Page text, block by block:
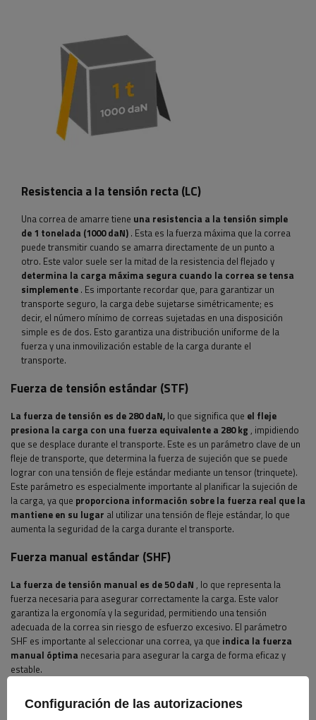
Resistencia a la tensión recta (LC)
Una correa de amarre tiene una resistencia a la tensión simple
de 1 tonelada (1000 daN) . Esta es la fuerza máxima que la correa
puede transmitir cuando se amarra directamente de un punto a
otro. Este valor suele ser la mitad de la resistencia del flejado y
determina la carga máxima segura cuando la correa se tensa
simplemente . Es importante recordar que, para garantizar un
transporte seguro, la carga debe sujetarse simétricamente; es
decir, el número mínimo de correas sujetadas en una disposición
simple es de dos. Esto garantiza una distribución uniforme de la
fuerza y ​​una inmovilización estable de la carga durante el
transporte.
Fuerza de tensión estándar (STF)
La fuerza de tensión es de 280 daN, lo que significa que el fleje
presiona la carga con una fuerza equivalente a 280 kg , impidiendo
que se desplace durante el transporte. Este es un parámetro clave de un
fleje de transporte, que determina la fuerza de sujeción que se puede
lograr con una tensión de fleje estándar mediante un tensor (trinquete).
Este parámetro es especialmente importante al planificar la sujeción de
la carga, ya que proporciona información sobre la fuerza real que la
mantiene en su lugar al utilizar una tensión de fleje estándar, lo que
aumenta la seguridad de la carga durante el transporte.
Fuerza manual estándar (SHF)
La fuerza de tensión manual es de 50 daN , lo que representa la
fuerza necesaria para asegurar correctamente la carga. Este valor
garantiza la ergonomía y la seguridad, permitiendo una tensión
adecuada de la correa sin riesgo de esfuerzo excesivo. El parámetro
SHF es importante al seleccionar una correa, ya que indica la fuerza
manual óptima necesaria para asegurar la carga de forma eficaz y
estable.
Máxima extensibilidad
Configuración de las autorizaciones